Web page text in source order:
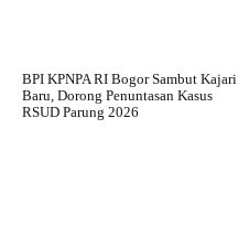
BPI KPNPA RI Bogor Sambut Kajari
Baru, Dorong Penuntasan Kasus
RSUD Parung 2026